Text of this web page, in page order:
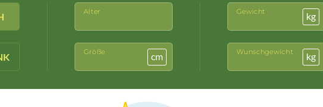
Alter
Größe cm
Gewicht kg
Wunschgewicht kg